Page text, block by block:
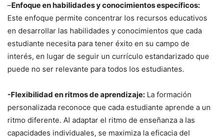
–Enfoque en habilidades y conocimientos específicos:
Este enfoque permite concentrar los recursos educativos
en desarrollar las habilidades y conocimientos que cada
estudiante necesita para tener éxito en su campo de
interés, en lugar de seguir un currículo estandarizado que
puede no ser relevante para todos los estudiantes.
-Flexibilidad en ritmos de aprendizaje: La formación
personalizada reconoce que cada estudiante aprende a un
ritmo diferente. Al adaptar el ritmo de enseñanza a las
capacidades individuales, se maximiza la eficacia del